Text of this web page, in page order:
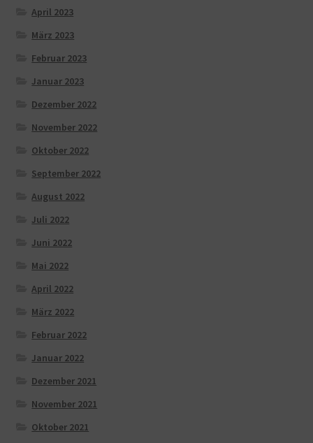
April 2023
März 2023
Februar 2023
Januar 2023
Dezember 2022
November 2022
Oktober 2022
September 2022
August 2022
Juli 2022
Juni 2022
Mai 2022
April 2022
März 2022
Februar 2022
Januar 2022
Dezember 2021
November 2021
Oktober 2021